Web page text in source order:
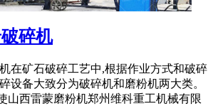
碎机
在矿石破碎工艺中,根据作业方式和破碎
设备大致分为破碎机和磨粉机两大类。
山西雷蒙磨粉机郑州维科重工机械有限